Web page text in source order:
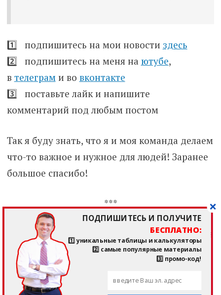
1️⃣ подпишитесь на мои новости здесь
2️⃣ подпишитесь на меня на ютубе,
в телеграми во вконтакте
3️⃣ поставьте лайк и напишите
комментарий под любым постом
Так я буду знать, что я и моя команда делаем
что-то важное и нужное для людей! Заранее
большое спасибо!
***
👋 А я желаю Вам благополучия в финансах, в
семье и по жизни!
Тимур Мазаев, он же
ПОДПИШИТЕСЬ И ПОЛУЧИТЕ
БЕСПЛАТНО:
1️⃣ уникальные таблицы и калькуляторы
2️⃣ самые популярные материалы
3️⃣ промо-код!